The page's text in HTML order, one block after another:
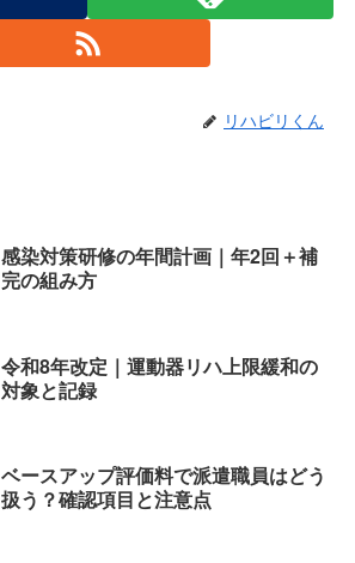
リハビリくん
感染対策研修の年間計画｜年2回＋補
完の組み方
令和8年改定｜運動器リハ上限緩和の
対象と記録
ベースアップ評価料で派遣職員はどう
扱う？確認項目と注意点